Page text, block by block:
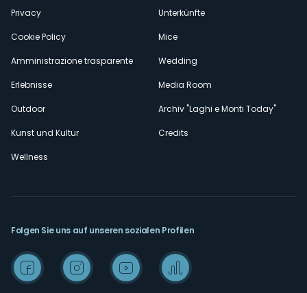
Privacy
Cookie Policy
Amministrazione trasparente
Erlebnisse
Outdoor
Kunst und Kultur
Wellness
Unterkünfte
Mice
Wedding
Media Room
Archiv "Laghi e Monti Today"
Credits
Folgen Sie uns auf unseren sozialen Profilen